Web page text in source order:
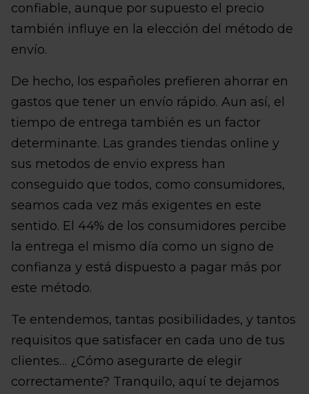
confiable, aunque por supuesto el precio
también influye en la elección del método de
envío.
De hecho, los españoles prefieren ahorrar en
gastos que tener un envío rápido. Aun así, el
tiempo de entrega también es un factor
determinante. Las grandes tiendas online y
sus metodos de envio express han
conseguido que todos, como consumidores,
seamos cada vez más exigentes en este
sentido. El 44% de los consumidores percibe
la entrega el mismo día como un signo de
confianza y está dispuesto a pagar más por
este método.
Te entendemos, tantas posibilidades, y tantos
requisitos que satisfacer en cada uno de tus
clientes… ¿Cómo asegurarte de elegir
correctamente? Tranquilo, aquí te dejamos